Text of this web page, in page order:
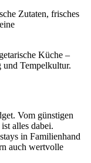
Zutaten, frisches
Küche –
und Tempelkultur.
Vom günstigen
alles dabei.
in Familienhand
auch wertvolle